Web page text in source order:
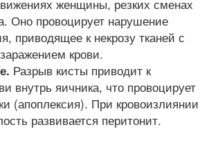
женщины, резких сменах
Оно провоцирует нарушение
приводящее к некрозу тканей с
крови.
Разрыв кисты приводит к
внутрь яичника, что провоцирует
(апоплексия). При кровоизлиянии
развивается перитонит.